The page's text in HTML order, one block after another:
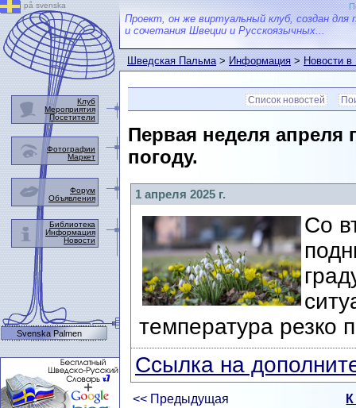
Проект, он же виртуальный клуб, создан для
и сочетания Швеции и Русскоязычных...
Шведская Пальма>Информация>Новости
Список новостей
Первая неделя
погоду.
1 апреля 2025 г.
Со
температура резко
Ссылка на
<< Предыдущая
på svenska
Клуб
Мероприятия
Посетители
Фотографии
Маркет
Форум
Объявления
Библиотека
Информация
Новости
Svenska Palmen